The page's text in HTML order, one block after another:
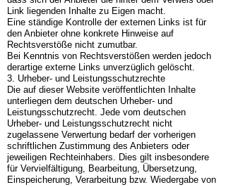
Link liegenden Inhalte zu Eigen macht.
Eine ständige Kontrolle der externen Links ist für
den Anbieter ohne konkrete Hinweise auf
Rechtsverstöße nicht zumutbar.
Bei Kenntnis von Rechtsverstößen werden jedoch
derartige externe Links unverzüglich gelöscht.
3. Urheber- und Leistungsschutzrechte
Die auf dieser Website veröffentlichten Inhalte
unterliegen dem deutschen Urheber- und
Leistungsschutzrecht. Jede vom deutschen
Urheber- und Leistungsschutzrecht nicht
zugelassene Verwertung bedarf der vorherigen
schriftlichen Zustimmung des Anbieters oder
jeweiligen Rechteinhabers. Dies gilt insbesondere
für Vervielfältigung, Bearbeitung, Übersetzung,
Einspeicherung, Verarbeitung bzw. Wiedergabe von